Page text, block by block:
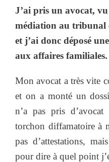
J’ai pris un avocat,
médiation au tribunal
et j’ai donc déposé
aux affaires familiales.
Mon avocat a très vite
et on a monté un
n’a pas pris
torchon diffamatoire à
pas d’attestations,
pour dire à quel point